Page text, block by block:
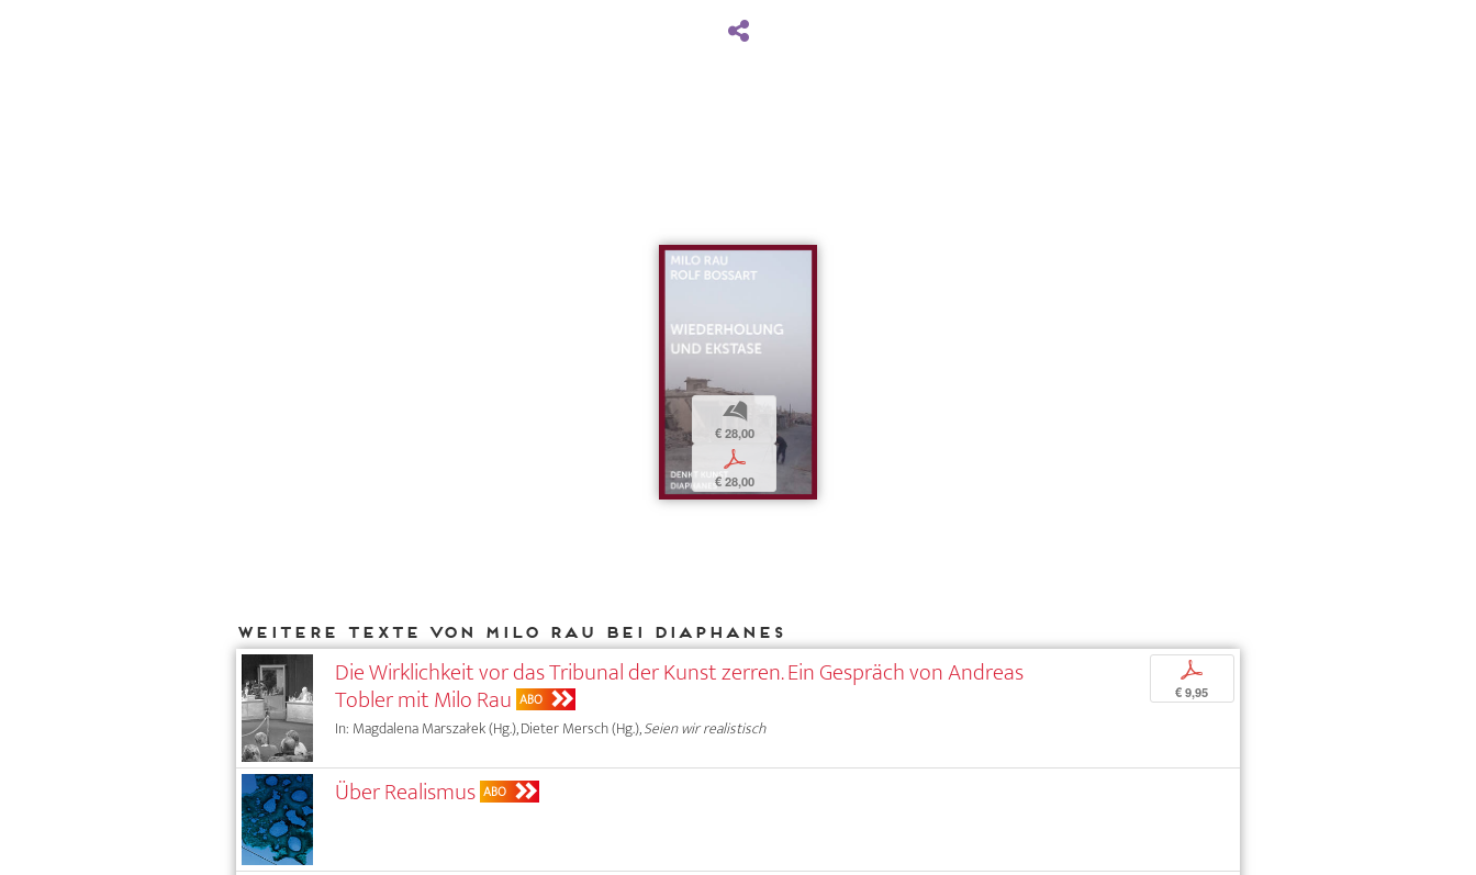
b
€ 28,00
p
€ 28,00
Weitere Texte von Milo Rau bei DIAPHANES
Die Wirklichkeit vor das Tribunal der Kunst zerren. Ein Gespräch von Andreas
Tobler mit Milo Rau ABO
In: Magdalena Marszałek (Hg.), Dieter Mersch (Hg.),Seien wir realistisch
p
€ 9,95
Über Realismus ABO